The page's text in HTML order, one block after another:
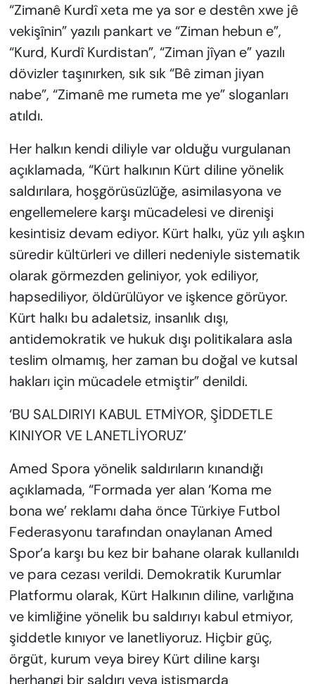
“Zimanê Kurdî xeta me ya sor e destên xwe jê
vekişînin” yazılı pankart ve “Ziman hebun e”,
“Kurd, Kurdî Kurdistan”, “Ziman jîyan e” yazılı
dövizler taşınırken, sık sık “Bê ziman jiyan
nabe”, “Zimanê me rumeta me ye” sloganları
atıldı.
Her halkın kendi diliyle var olduğu vurgulanan
açıklamada, “Kürt halkının Kürt diline yönelik
saldırılara, hoşgörüsüzlüğe, asimilasyona ve
engellemelere karşı mücadelesi ve direnişi
kesintisiz devam ediyor. Kürt halkı, yüz yılı aşkın
süredir kültürleri ve dilleri nedeniyle sistematik
olarak görmezden geliniyor, yok ediliyor,
hapsediliyor, öldürülüyor ve işkence görüyor.
Kürt halkı bu adaletsiz, insanlık dışı,
antidemokratik ve hukuk dışı politikalara asla
teslim olmamış, her zaman bu doğal ve kutsal
hakları için mücadele etmiştir” denildi.
‘BU SALDIRIYI KABUL ETMİYOR, ŞİDDETLE
KINIYOR VE LANETLİYORUZ’
Amed Spora yönelik saldırıların kınandığı
açıklamada, “Formada yer alan ‘Koma me
bona we’ reklamı daha önce Türkiye Futbol
Federasyonu tarafından onaylanan Amed
Spor’a karşı bu kez bir bahane olarak kullanıldı
ve para cezası verildi. Demokratik Kurumlar
Platformu olarak, Kürt Halkının diline, varlığına
ve kimliğine yönelik bu saldırıyı kabul etmiyor,
şiddetle kınıyor ve lanetliyoruz. Hiçbir güç,
örgüt, kurum veya birey Kürt diline karşı
herhangi bir saldırı veya istismarda